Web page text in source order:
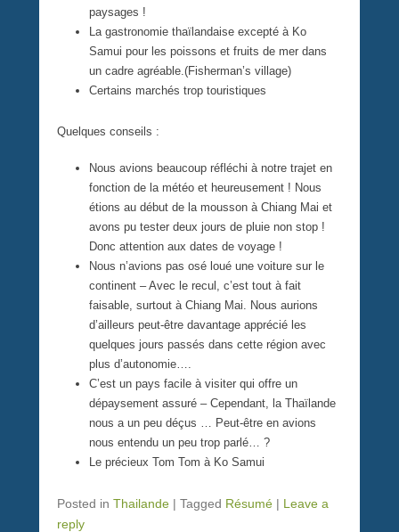
paysages !
La gastronomie thaïlandaise excepté à Ko
Samui pour les poissons et fruits de mer dans
un cadre agréable.(Fisherman’s village)
Certains marchés trop touristiques
Quelques conseils :
Nous avions beaucoup réfléchi à notre trajet en
fonction de la météo et heureusement ! Nous
étions au début de la mousson à Chiang Mai et
avons pu tester deux jours de pluie non stop !
Donc attention aux dates de voyage !
Nous n’avions pas osé loué une voiture sur le
continent – Avec le recul, c’est tout à fait
faisable, surtout à Chiang Mai. Nous aurions
d’ailleurs peut-être davantage apprécié les
quelques jours passés dans cette région avec
plus d’autonomie….
C’est un pays facile à visiter qui offre un
dépaysement assuré – Cependant, la Thaïlande
nous a un peu déçus … Peut-être en avions
nous entendu un peu trop parlé… ?
Le précieux Tom Tom à Ko Samui
Posted in Thailande | Tagged Résumé | Leave a
reply